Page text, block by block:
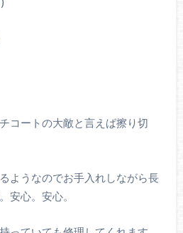
コートの大敵と言えば擦り切
ようなのでお手入れしながら長
安心。安心。